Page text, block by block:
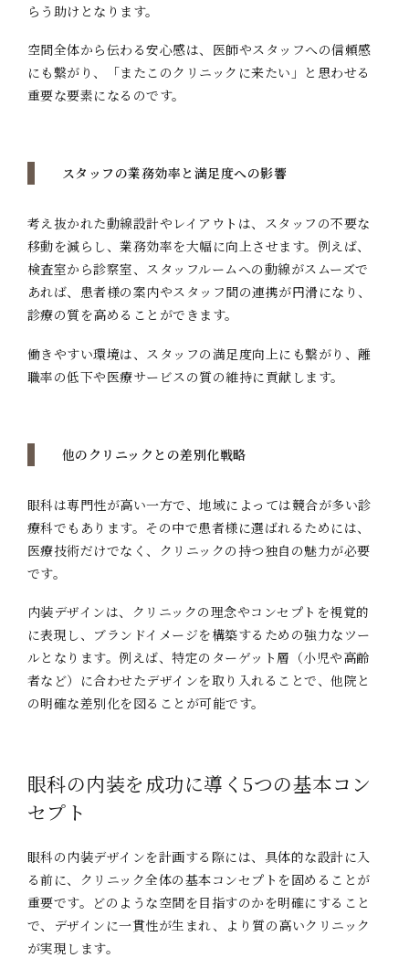
らう助けとなります。
空間全体から伝わる安心感は、医師やスタッフへの信頼感
にも繋がり、「またこのクリニックに来たい」と思わせる
重要な要素になるのです。
スタッフの業務効率と満足度への影響
考え抜かれた動線設計やレイアウトは、スタッフの不要な
移動を減らし、業務効率を大幅に向上させます。例えば、
検査室から診察室、スタッフルームへの動線がスムーズで
あれば、患者様の案内やスタッフ間の連携が円滑になり、
診療の質を高めることができます。
働きやすい環境は、スタッフの満足度向上にも繋がり、離
職率の低下や医療サービスの質の維持に貢献します。
他のクリニックとの差別化戦略
眼科は専門性が高い一方で、地域によっては競合が多い診
療科でもあります。その中で患者様に選ばれるためには、
医療技術だけでなく、クリニックの持つ独自の魅力が必要
です。
内装デザインは、クリニックの理念やコンセプトを視覚的
に表現し、ブランドイメージを構築するための強力なツー
ルとなります。例えば、特定のターゲット層（小児や高齢
者など）に合わせたデザインを取り入れることで、他院と
の明確な差別化を図ることが可能です。
眼科の内装を成功に導く5つの基本コン
セプト
眼科の内装デザインを計画する際には、具体的な設計に入
る前に、クリニック全体の基本コンセプトを固めることが
重要です。どのような空間を目指すのかを明確にすること
で、デザインに一貫性が生まれ、より質の高いクリニック
が実現します。